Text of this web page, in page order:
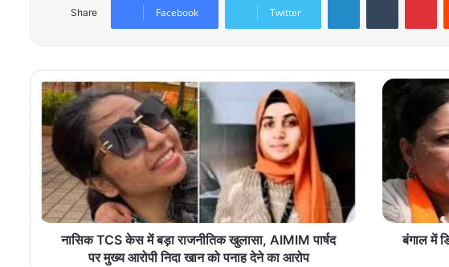
Share Facebook Twitter
नासिक TCS केस में बड़ा राजनीतिक खुलासा, AIMIM पार्षद
पर मुख्य आरोपी निदा खान को पनाह देने का आरोप
बंगाल में